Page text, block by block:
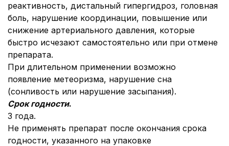
реактивность, дистальный гипергидроз, головная
боль, нарушение координации, повышение или
снижение артериального давления, которые
быстро исчезают самостоятельно или при отмене
препарата.
При длительном применении возможно
появление метеоризма, нарушение сна
(сонливость или нарушение засыпания).
Срок годности.
3 года.
Не применять препарат после окончания срока
годности, указанного на упаковке